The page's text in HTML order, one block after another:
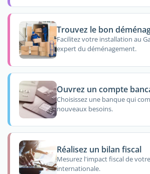
Trouvez le bon
Facilitez votre installation au
expert du déménagement.
Ouvrez un compte
Choisissez une banque qui
nouveaux besoins.
Réalisez un bilan fiscal
Mesurez l'impact fiscal de
internationale.